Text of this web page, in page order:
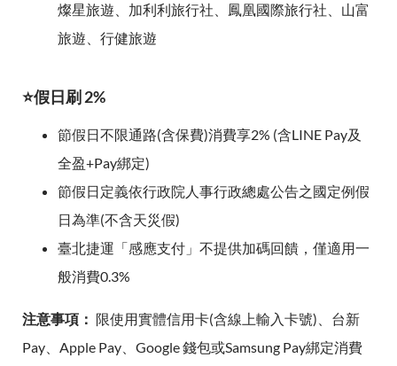
燦星旅遊、加利利旅行社、鳳凰國際旅行社、山富
旅遊、行健旅遊
⭐假日刷 2%
節假日不限通路(含保費)消費享2% (含LINE Pay及
全盈+Pay綁定)
節假日定義依行政院人事行政總處公告之國定例假
日為準(不含天災假)
臺北捷運「感應支付」不提供加碼回饋，僅適用一
般消費0.3%
注意事項： 限使用實體信用卡(含線上輸入卡號)、台新
Pay、Apple Pay、Google 錢包或Samsung Pay綁定消費